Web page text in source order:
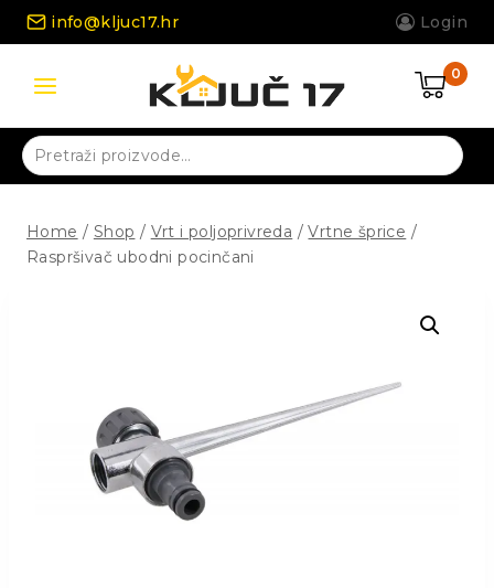
Skip
info@kljuc17.hr Login
0
Pretraži:
Home / Shop / Vrt i poljoprivreda / Vrtne šprice /
Raspršivač ubodni pocinčani